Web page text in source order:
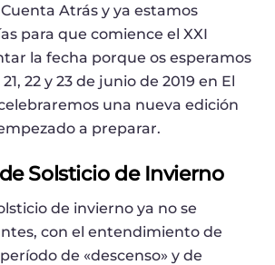
Atrás y ya estamos
para que comience el XXI
la fecha porque os esperamos
22 y 23 de junio de 2019 en El
una nueva edición
a preparar.
Solsticio de Invierno
de invierno ya no se
con el entendimiento de
de «descenso» y de